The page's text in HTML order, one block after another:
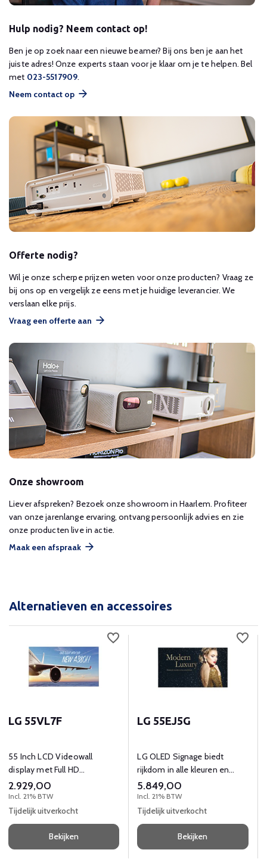
Hulp nodig? Neem contact op!
Ben je op zoek naar een nieuwe beamer? Bij ons ben je aan het
juiste adres! Onze experts staan voor je klaar om je te helpen. Bel
met 023-5517909.
Neem contact op
Offerte nodig?
Wil je onze scherpe prijzen weten voor onze producten? Vraag ze
bij ons op en vergelijk ze eens met je huidige leverancier. We
verslaan elke prijs.
Vraag een offerte aan
Onze showroom
Liever afspreken? Bezoek onze showroom in Haarlem. Profiteer
van onze jarenlange ervaring, ontvang persoonlijk advies en zie
onze producten live in actie.
Maak een afspraak
Alternatieven en accessoires
LG 55VL7F
55 Inch LCD Videowall
display met Full HD
(1920x1080) resolutie
2.929,00
Incl. 21% BTW
Tijdelijk uitverkocht
Bekijken
LG 55EJ5G
LG OLED Signage biedt
rijkdom in alle kleuren en
brengt kleuren tot leven.
5.849,00
Incl. 21% BTW
Tijdelijk uitverkocht
Bekijken